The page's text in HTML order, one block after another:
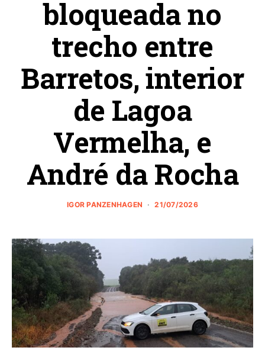
bloqueada no
trecho entre
Barretos, interior
de Lagoa
Vermelha, e
André da Rocha
IGOR PANZENHAGEN 21/07/2026